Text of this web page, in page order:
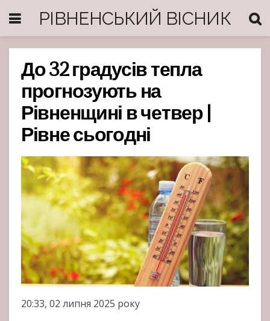
РІВНЕНСЬКИЙ ВІСНИК
До 32 градусів тепла
прогнозують на
Рівненщині в четвер |
Рівне сьогодні
20:33, 02 липня 2025 року